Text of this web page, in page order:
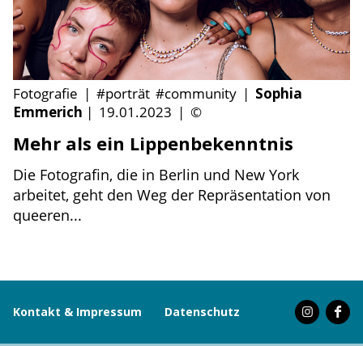
Fotografie | #porträt #community | Sophia
Emmerich | 19.01.2023 | ©
Mehr als ein Lippenbekenntnis
Die Fotografin, die in Berlin und New York
arbeitet, geht den Weg der Repräsentation von
queeren...
Kontakt & Impressum Datenschutz